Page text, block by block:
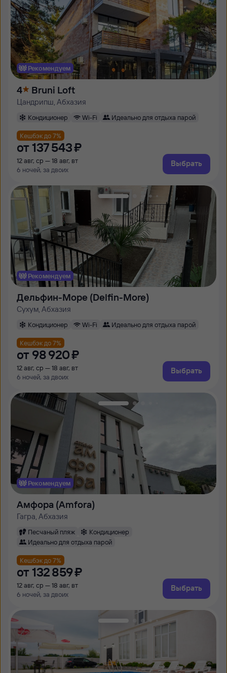
Рекомендуем
4 Bruni Loft
Цандрипш, Абхазия
Кондиционер Wi-Fi Идеально для отдыха парой
Кешбэк до 7%
от 137 ⁠543 ⁠₽
12 авг, ср — 18 авг, вт
6 ночей, за двоих
Выбрать
Рекомендуем
Дельфин-Море (Delfin-More)
Сухум, Абхазия
Кондиционер Wi-Fi Идеально для отдыха парой
Кешбэк до 7%
от 98 ⁠920 ⁠₽
12 авг, ср — 18 авг, вт
6 ночей, за двоих
Выбрать
Рекомендуем
Амфора (Amfora)
Гагра, Абхазия
Песчаный пляж
Кондиционер
Идеально для отдыха парой
Кешбэк до 7%
от 132 ⁠859 ⁠₽
12 авг, ср — 18 авг, вт
6 ночей, за двоих
Выбрать